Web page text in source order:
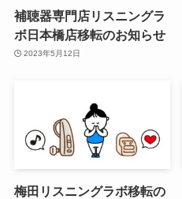
補聴器専門店リスニングラ
ボ日本橋店移転のお知らせ
2023年5月12日
梅田リスニングラボ移転の